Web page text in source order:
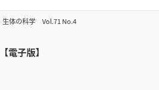
生体の科学 Vol.71 No.4
子版】